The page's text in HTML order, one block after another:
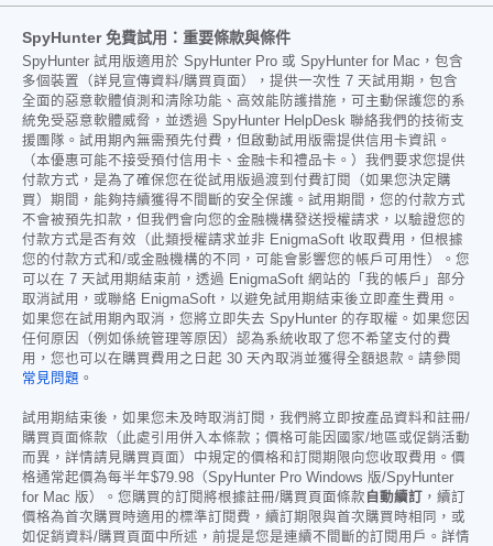
SpyHunter 免費試用：重要條款與條件
SpyHunter 試用版適用於 SpyHunter Pro 或 SpyHunter for Mac，包含
多個裝置（詳見宣傳資料/購買頁面），提供一次性 7 天試用期，包含
全面的惡意軟體偵測和清除功能、高效能防護措施，可主動保護您的系
統免受惡意軟體威脅，並透過 SpyHunter HelpDesk 聯絡我們的技術支
援團隊。試用期內無需預先付費，但啟動試用版需提供信用卡資訊。
（本優惠可能不接受預付信用卡、金融卡和禮品卡。）我們要求您提供
付款方式，是為了確保您在從試用版過渡到付費訂閱（如果您決定購
買）期間，能夠持續獲得不間斷的安全保護。試用期間，您的付款方式
不會被預先扣款，但我們會向您的金融機構發送授權請求，以驗證您的
付款方式是否有效（此類授權請求並非 EnigmaSoft 收取費用，但根據
您的付款方式和/或金融機構的不同，可能會影響您的帳戶可用性）。您
可以在 7 天試用期結束前，透過 EnigmaSoft 網站的「我的帳戶」部分
取消試用，或聯絡 EnigmaSoft，以避免試用期結束後立即產生費用。
如果您在試用期內取消，您將立即失去 SpyHunter 的存取權。如果您因
任何原因（例如係統管理等原因）認為系統收取了您不希望支付的費
用，您也可以在購買費用之日起 30 天內取消並獲得全額退款。請參閱
常見問題 。
試用期結束後，如果您未及時取消訂閱，我們將立即按產品資料和註冊/
購買頁面條款（此處引用併入本條款；價格可能因國家/地區或促銷活動
而異，詳情請見購買頁面）中規定的價格和訂閱期限向您收取費用。價
格通常起價為每半年$79.98 （SpyHunter Pro Windows 版/SpyHunter
for Mac 版）。您購買的訂閱將根據註冊/購買頁面條款 自動續訂 ，續訂
價格為首次購買時適用的標準訂閱費，續訂期限與首次購買時相同，或
如促銷資料/購買頁面中所述，前提是您是連續不間斷的訂閱用戶。詳情